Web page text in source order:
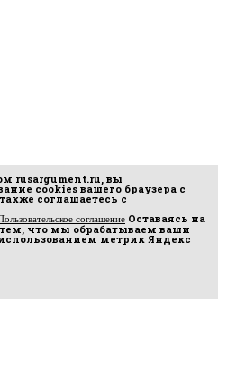
rusargument.ru, вы
cookies вашего браузера с
соглашаетесь с
соглашение Оставаясь на
что мы обрабатываем ваши
метрик Яндекс